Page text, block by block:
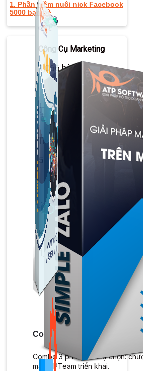
Công Cụ Marketing
1,066 bài viết
Thủ Thuật Facebook
536 bài viết
Kiếm Tiền MMO
1,422 bài viết
Combo Special
Combo 3 phần mềm tự chọn:
mà ATPTeam triển khai.
1. Phần mềm nuôi nick Facebook
5000 bạn bè